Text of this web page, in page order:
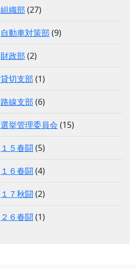
組織部 (27)
自動車対策部 (9)
財政部 (2)
貸切支部 (1)
路線支部 (6)
選挙管理委員会 (15)
１５春闘 (5)
１６春闘 (4)
１７秋闘 (2)
２６春闘 (1)